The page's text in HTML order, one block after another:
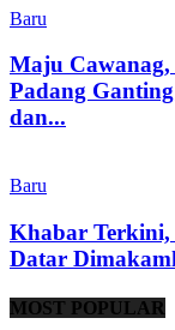
Baru
Maju
Padang
dan...
Baru
Khabar
Datar
MOST POPULAR